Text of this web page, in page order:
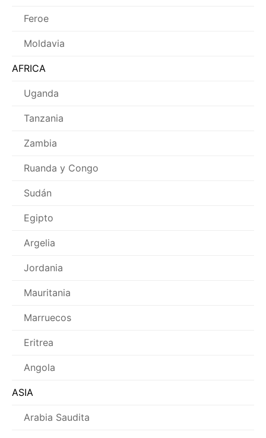
Feroe
Moldavia
AFRICA
Uganda
Tanzania
Zambia
Ruanda y Congo
Sudán
Egipto
Argelia
Jordania
Mauritania
Marruecos
Eritrea
Angola
ASIA
Arabia Saudita